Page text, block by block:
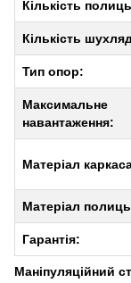
Кількість
Кількість
Тип опор:
Максимальне
навантаження:
Матеріал
Матеріал
Гарантія:
Маніпуляційний